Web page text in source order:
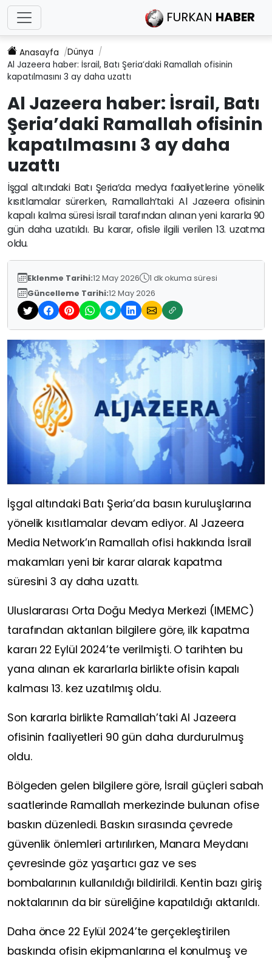
FURKAN HABER
Anasayfa
Dünya
Al Jazeera haber: İsrail, Batı Şeria’daki Ramallah ofisinin
kapatılmasını 3 ay daha uzattı
Al Jazeera haber: İsrail, Batı
Şeria’daki Ramallah ofisinin
kapatılmasını 3 ay daha
uzattı
İşgal altındaki Batı Şeria’da medya faaliyetlerine yönelik
kısıtlamalar sürerken, Ramallah’taki Al Jazeera ofisinin
kapalı kalma süresi İsrail tarafından alınan yeni kararla 90
gün daha uzatıldı. Bu karar, ofisle ilgili verilen 13. uzatma
oldu.
Eklenme Tarihi:12 May 2026
1 dk okuma süresi
Güncelleme Tarihi:12 May 2026
İşgal altındaki Batı Şeria’da basın kuruluşlarına
yönelik kısıtlamalar devam ediyor. Al Jazeera
Media Network’ın Ramallah ofisi hakkında İsrail
makamları yeni bir karar alarak kapatma
süresini 3 ay daha uzattı.
Uluslararası Orta Doğu Medya Merkezi (IMEMC)
tarafından aktarılan bilgilere göre, ilk kapatma
kararı 22 Eylül 2024’te verilmişti. O tarihten bu
yana alınan ek kararlarla birlikte ofisin kapalı
kalması 13. kez uzatılmış oldu.
Son kararla birlikte Ramallah’taki Al Jazeera
ofisinin faaliyetleri 90 gün daha durdurulmuş
oldu.
Bölgeden gelen bilgilere göre, İsrail güçleri sabah
saatlerinde Ramallah merkezinde bulunan ofise
baskın düzenledi. Baskın sırasında çevrede
güvenlik önlemleri artırılırken, Manara Meydanı
çevresinde göz yaşartıcı gaz ve ses
bombalarının kullanıldığı bildirildi. Kentin bazı giriş
noktalarının da bir süreliğine kapatıldığı aktarıldı.
Daha önce 22 Eylül 2024’te gerçekleştirilen
baskında ofisin ekipmanlarına el konulmuş ve